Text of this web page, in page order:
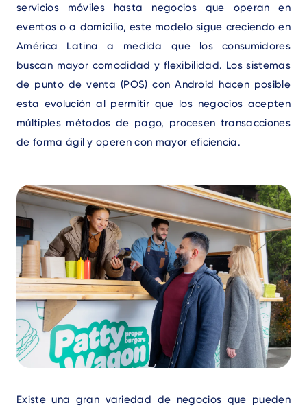
servicios móviles hasta negocios que operan en
eventos o a domicilio, este modelo sigue creciendo en
América Latina a medida que los consumidores
buscan mayor comodidad y flexibilidad. Los sistemas
de punto de venta (POS) con Android hacen posible
esta evolución al permitir que los negocios acepten
múltiples métodos de pago, procesen transacciones
de forma ágil y operen con mayor eficiencia.
Text
Existe una gran variedad de negocios que pueden